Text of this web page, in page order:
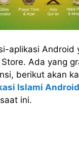
aplikasi Android
Ada yang
berikut akan
Islami
ini.